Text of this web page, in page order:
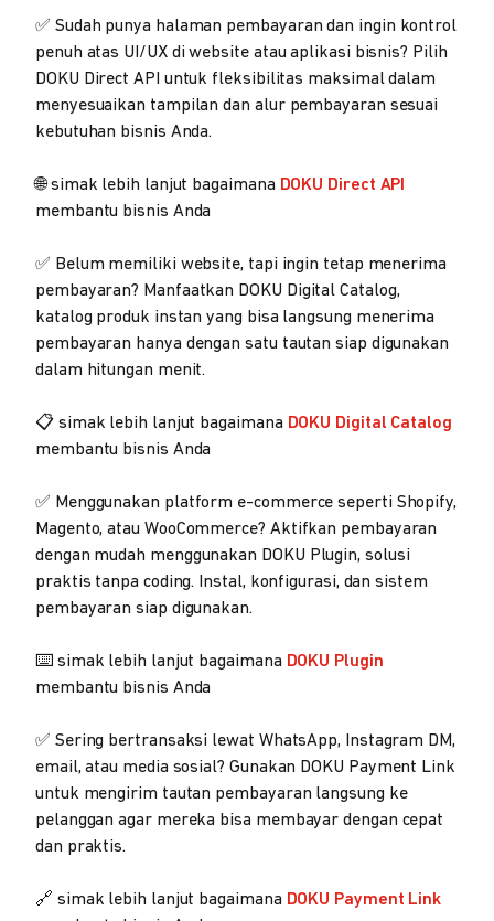
✅ Sudah punya halaman pembayaran dan ingin kontrol
penuh atas UI/UX di website atau aplikasi bisnis? Pilih
DOKU Direct API untuk fleksibilitas maksimal dalam
menyesuaikan tampilan dan alur pembayaran sesuai
kebutuhan bisnis Anda.
🌐 simak lebih lanjut bagaimana DOKU Direct API
membantu bisnis Anda
✅ Belum memiliki website, tapi ingin tetap menerima
pembayaran? Manfaatkan DOKU Digital Catalog,
katalog produk instan yang bisa langsung menerima
pembayaran hanya dengan satu tautan siap digunakan
dalam hitungan menit.
📋 simak lebih lanjut bagaimana DOKU Digital Catalog
membantu bisnis Anda
✅ Menggunakan platform e-commerce seperti Shopify,
Magento, atau WooCommerce? Aktifkan pembayaran
dengan mudah menggunakan DOKU Plugin, solusi
praktis tanpa coding. Instal, konfigurasi, dan sistem
pembayaran siap digunakan.
⌨️ simak lebih lanjut bagaimana DOKU Plugin
membantu bisnis Anda
✅ Sering bertransaksi lewat WhatsApp, Instagram DM,
email, atau media sosial? Gunakan DOKU Payment Link
untuk mengirim tautan pembayaran langsung ke
pelanggan agar mereka bisa membayar dengan cepat
dan praktis.
🔗 simak lebih lanjut bagaimana DOKU Payment Link